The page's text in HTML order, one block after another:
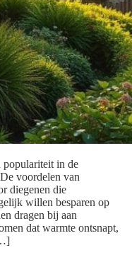
populariteit in de
voordelen van
diegenen die
willen besparen op
dragen bij aan
dat warmte ontsnapt,